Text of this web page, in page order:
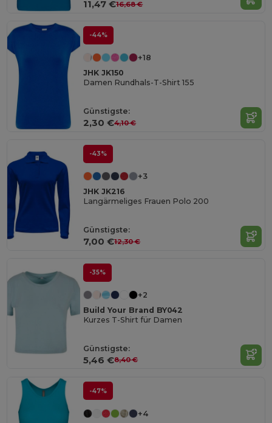
11,47 €16,68 €
-44%
+18
JHK JK150
Damen Rundhals-T-Shirt 155
Günstigste:
2,30 €4,10 €
-43%
+3
JHK JK216
Langärmeliges Frauen Polo 200
Günstigste:
7,00 €12,30 €
-35%
+2
Build Your Brand BY042
Kurzes T-Shirt für Damen
Günstigste:
5,46 €8,40 €
-47%
+4